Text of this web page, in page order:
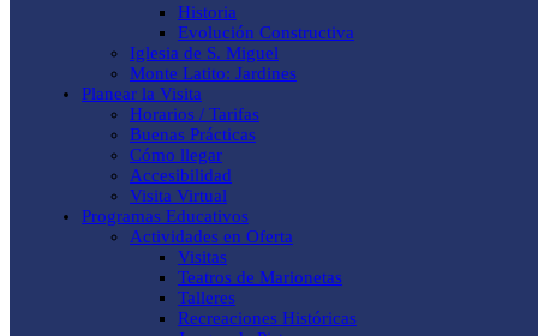
Historia
Evolución Constructiva
Iglesia de S. Miguel
Monte Latito: Jardines
Planear la Visita
Horarios / Tarifas
Buenas Prácticas
Cómo llegar
Accesibilidad
Visita Virtual
Programas Educativos
Actividades en Oferta
Visitas
Teatros de Marionetas
Talleres
Recreaciones Históricas